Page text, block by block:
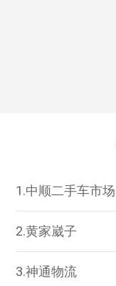
1.中顺二手车市场
2.黄家崴子
3.神通物流